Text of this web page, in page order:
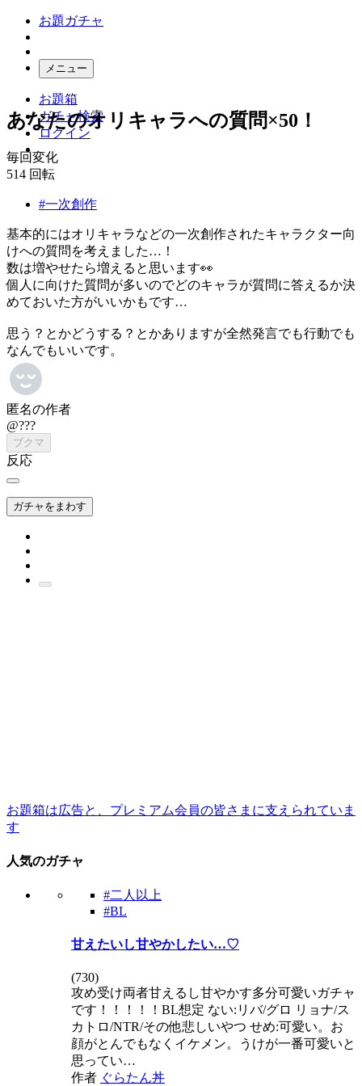
お題ガチャ
メニュー
お題箱
ガチャ検索
ログイン
あなたのオリキャラへの質問×50！
毎回変化
514 回転
#一次創作
基本的にはオリキャラなどの一次創作されたキャラクター向
けへの質問を考えました…！
数は増やせたら増えると思います👀
個人に向けた質問が多いのでどのキャラが質問に答えるか決
めておいた方がいいかもです…
思う？とかどうする？とかありますが全然発言でも行動でも
なんでもいいです。
匿名の作者
@???
ブクマ
反応
ガチャをまわす
お題箱は広告と、プレミアム会員の皆さまに支えられていま
す
人気のガチャ
#二人以上
#BL
甘えたいし甘やかしたい…♡
(730)
攻め受け両者甘えるし甘やかす多分可愛いガチャ
です！！！！！BL想定 ない:リバ/グロ リョナ/ス
カトロ/NTR/その他悲しいやつ せめ:可愛い。お
顔がとんでもなくイケメン。うけが一番可愛いと
思ってい…
作者 ぐらたん丼